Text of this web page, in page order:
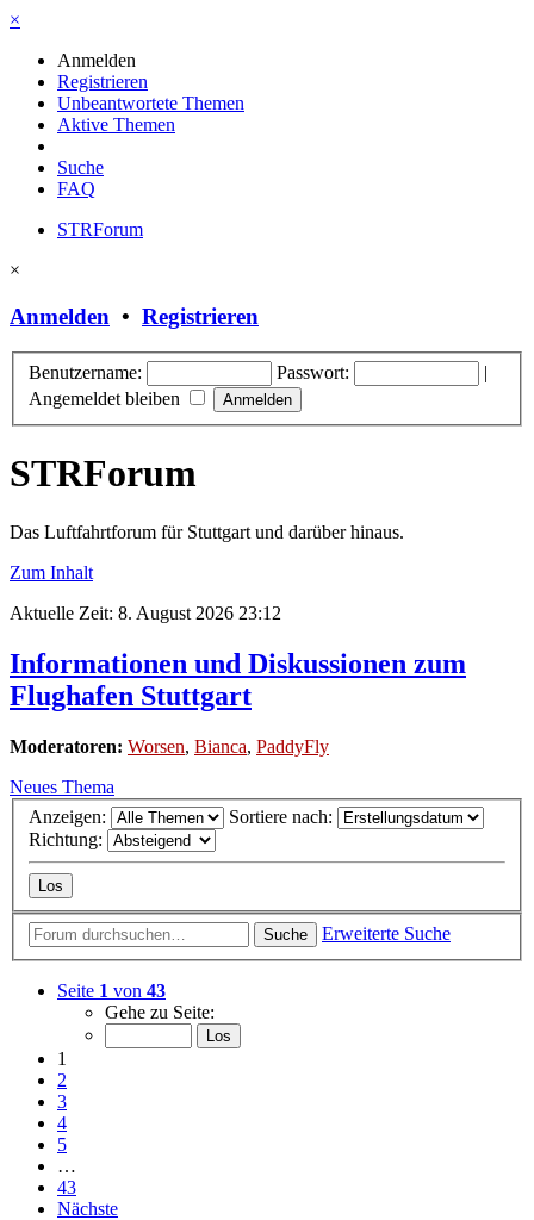
×
Anmelden
Registrieren
Unbeantwortete Themen
Aktive Themen
Suche
FAQ
STRForum
×
Anmelden • Registrieren
Benutzername: Passwort:
|
Angemeldet bleiben
STRForum
Das Luftfahrtforum für Stuttgart und darüber hinaus.
Zum Inhalt
Aktuelle Zeit: 8. August 2026 23:12
Informationen und Diskussionen zum
Flughafen Stuttgart
Moderatoren: Worsen, Bianca, PaddyFly
Neues Thema
Anzeigen:
Sortiere nach:
Richtung:
Suche Erweiterte Suche
Seite 1 von 43
Gehe zu Seite:
1
2
3
4
5
…
43
Nächste